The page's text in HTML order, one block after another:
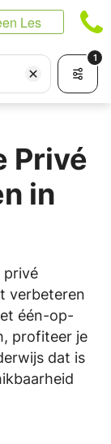
Les
1
Privé
in
privé
verbeteren
één-op-
profiteer je
dat is